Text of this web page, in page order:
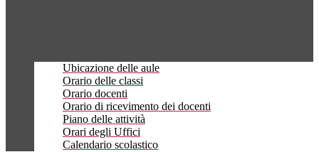
Ubicazione delle aule
Orario delle classi
Orario docenti
Orario di ricevimento dei docenti
Piano delle attività
Orari degli Uffici
Calendario scolastico